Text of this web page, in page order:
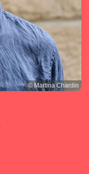
© Martina Chardin